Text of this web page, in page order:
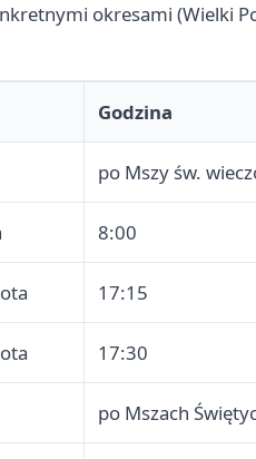
okresami (Wielki
Godzina
po Mszy św.
8:00
17:15
17:30
po Mszach